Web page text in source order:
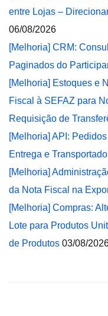
entre Lojas –
06/08/2026
[Melhoria] CRM:
Paginados do
[Melhoria] Estoques e
Fiscal à SEFAZ para
Requisição de
[Melhoria] API:
Entrega e
[Melhoria]
da Nota Fiscal na
[Melhoria] Compras:
Lote para Produtos
de Produtos 03/08/